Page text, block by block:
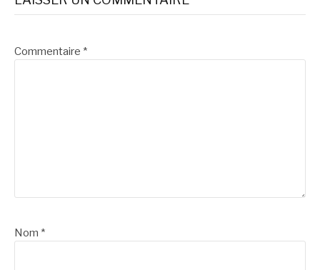
Commentaire *
Nom *